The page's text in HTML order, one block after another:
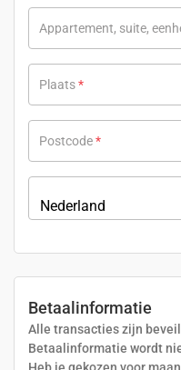
Appartement, suite,
Plaats*
Postcode*
Nederland
Betaalinformatie
Alle transacties zijn
Betaalinformatie wordt